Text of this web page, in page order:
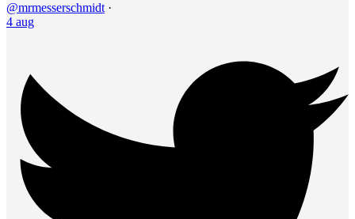
@mrmesserschmidt ·
4 aug